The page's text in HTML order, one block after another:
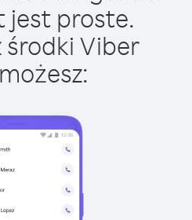
jest proste.
środki Viber